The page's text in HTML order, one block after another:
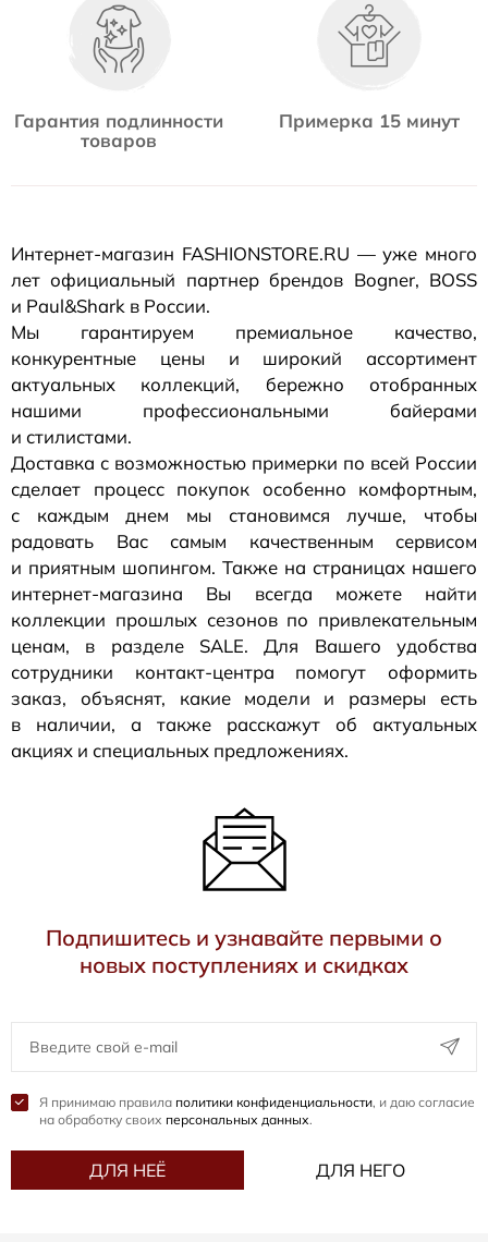
Гарантия подлинности
товаров
Примерка 15 минут
Интернет-магазин FASHIONSTORE.RU — уже много
лет официальный партнер брендов Bogner, BOSS
и Paul&Shark в России.
Мы гарантируем премиальное качество,
конкурентные цены и широкий ассортимент
актуальных коллекций, бережно отобранных
нашими профессиональными байерами
и стилистами.
Доставка с возможностью примерки по всей России
сделает процесс покупок особенно комфортным,
с каждым днем мы становимся лучше, чтобы
радовать Вас самым качественным сервисом
и приятным шопингом. Также на страницах нашего
интернет-магазина Вы всегда можете найти
коллекции прошлых сезонов по привлекательным
ценам, в разделе SALE. Для Вашего удобства
сотрудники контакт-центра помогут оформить
заказ, объяснят, какие модели и размеры есть
в наличии, а также расскажут об актуальных
акциях и специальных предложениях.
Подпишитесь и узнавайте первыми о
новых поступлениях и скидках
Я принимаю правила политики конфиденциальности, и даю согласие
на обработку своих персональных данных.
ДЛЯ НЕЁ ДЛЯ НЕГО